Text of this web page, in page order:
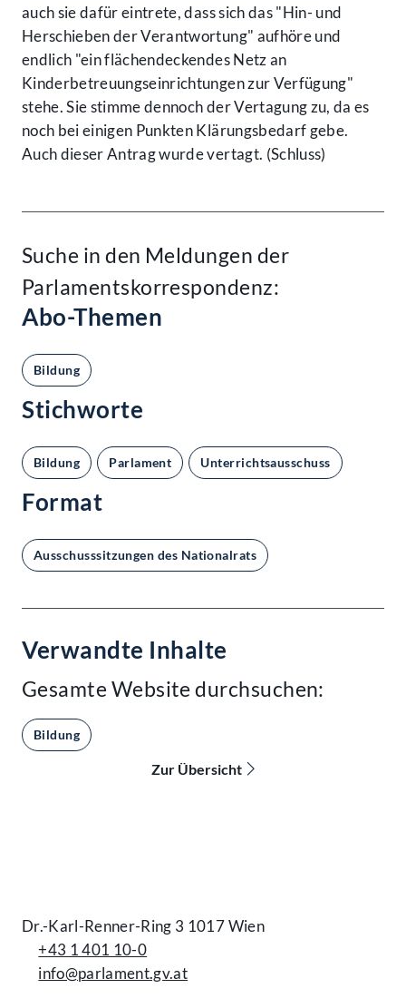
auch sie dafür eintrete, dass sich das "Hin- und
Herschieben der Verantwortung" aufhöre und
endlich "ein flächendeckendes Netz an
Kinderbetreuungseinrichtungen zur Verfügung"
stehe. Sie stimme dennoch der Vertagung zu, da es
noch bei einigen Punkten Klärungsbedarf gebe.
Auch dieser Antrag wurde vertagt. (Schluss)
Suche in den Meldungen der
Parlamentskorrespondenz:
Abo-Themen
Bildung
Stichworte
Bildung Parlament Unterrichtsausschuss
Format
Ausschusssitzungen des Nationalrats
Verwandte Inhalte
Gesamte Website durchsuchen:
Bildung
Zur Übersicht
Dr.-Karl-Renner-Ring 3 1017 Wien
+43 1 401 10-0
info@parlament.gv.at